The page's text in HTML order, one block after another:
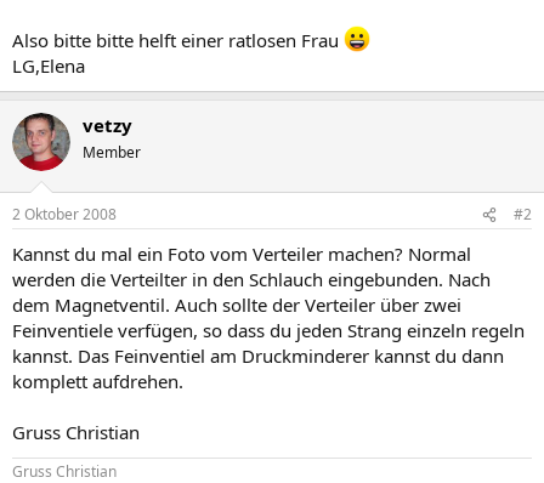
Also bitte bitte helft einer ratlosen Frau
LG,Elena
vetzy
Member
2 Oktober 2008 #2
Kannst du mal ein Foto vom Verteiler machen? Normal
werden die Verteilter in den Schlauch eingebunden. Nach
dem Magnetventil. Auch sollte der Verteiler über zwei
Feinventiele verfügen, so dass du jeden Strang einzeln regeln
kannst. Das Feinventiel am Druckminderer kannst du dann
komplett aufdrehen.
Gruss Christian
Gruss Christian